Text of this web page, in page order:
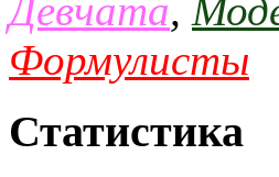
Девчата,
Формулисты
Статистика